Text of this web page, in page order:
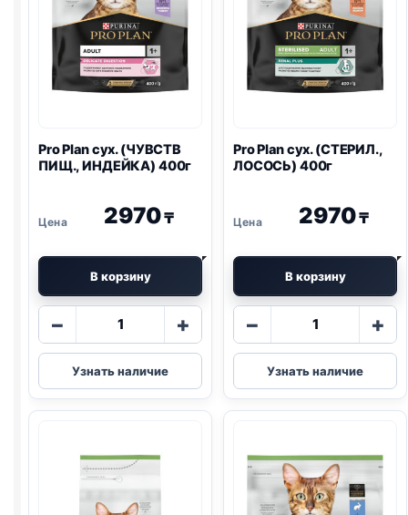
Pro Planсух. (ЧУВСТВ
ПИЩ., ИНДЕЙКА) 400г
2970₸
В корзину
−
Количество
Pro
Plan
сух.
ИНДЕЙКА)
+
Узнать наличие
Pro Planсух. (СТЕРИЛ.,
ЛОСОСЬ) 400г
2970₸
В корзину
−
Количество
Pro
Plan
сух.
400г
+
Узнать наличие